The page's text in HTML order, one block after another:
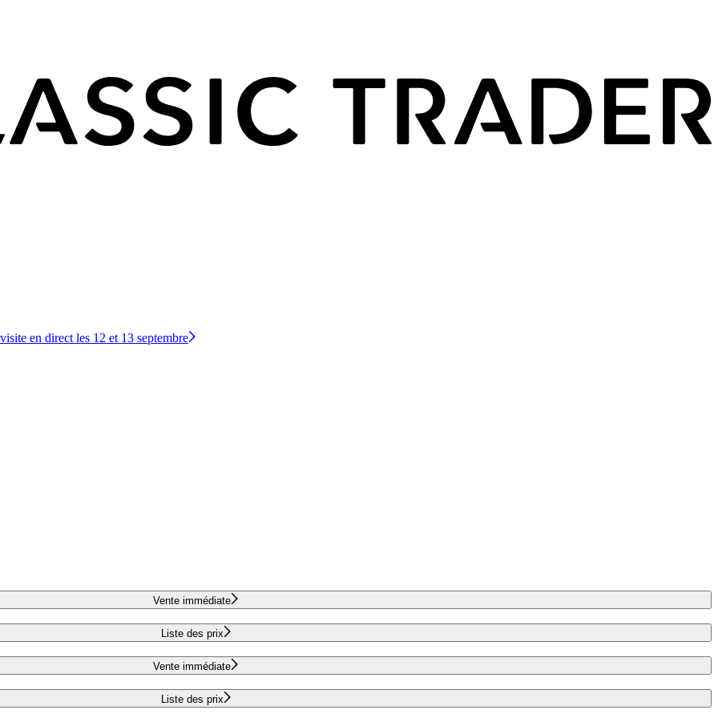
en direct les 12 et 13 septembre
Vente immédiate
Liste des prix
Vente immédiate
Liste des prix